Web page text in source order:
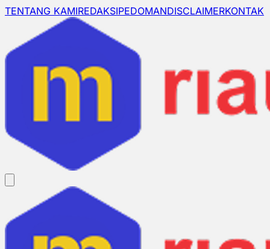
TENTANG KAMIREDAKSIPEDOMANDISCLAIMERKONTAK